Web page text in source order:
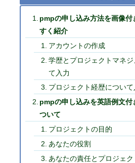
pmpの申し込み方法を画像付
すく紹介
アカウントの作成
学歴とプロジェクトマネ
て入力
プロジェクト経歴について
pmpの申し込みを英語例文
ついて
プロジェクトの目的
あなたの役割
あなたの責任とプロジェ